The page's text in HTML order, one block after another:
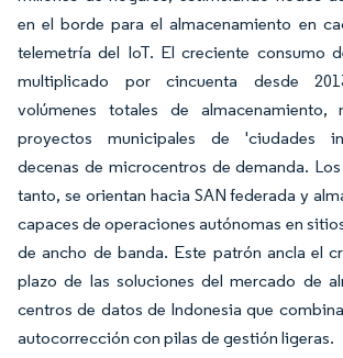
en el borde para el almacenamiento en
telemetría del IoT. El creciente consumo
multiplicado por cincuenta desde
volúmenes totales de almacenamiento,
proyectos municipales de 'ciudades
decenas de microcentros de demanda.
tanto, se orientan hacia SAN federada y
capaces de operaciones autónomas en
de ancho de banda. Este patrón ancla el
plazo de las soluciones del mercado de
centros de datos de Indonesia que
autocorrección con pilas de gestión ligeras.